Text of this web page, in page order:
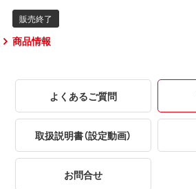
商品情報
よくあるご質問
取扱説明書（設定動画）
お問合せ